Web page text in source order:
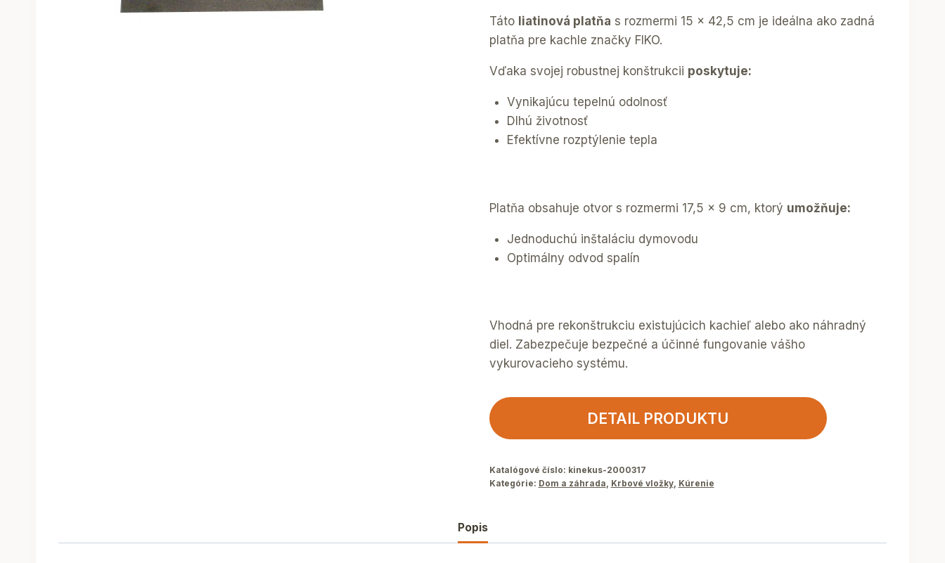
Táto liatinová platňa s rozmermi 15 x 42,5 cm je ideálna ako zadná
platňa pre kachle značky FIKO.
Vďaka svojej robustnej konštrukcii poskytuje:
Vynikajúcu tepelnú odolnosť
Dlhú životnosť
Efektívne rozptýlenie tepla
Platňa obsahuje otvor s rozmermi 17,5 x 9 cm, ktorý umožňuje:
Jednoduchú inštaláciu dymovodu
Optimálny odvod spalín
Vhodná pre rekonštrukciu existujúcich kachieľ alebo ako náhradný
diel. Zabezpečuje bezpečné a účinné fungovanie vášho
vykurovacieho systému.
DETAIL PRODUKTU
Katalógové číslo: kinekus-2000317
Kategórie: Dom a záhrada, Krbové vložky, Kúrenie
Popis